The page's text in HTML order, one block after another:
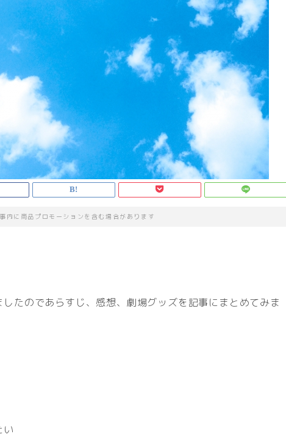
内に商品プロモーションを含む場合があります
たのであらすじ、感想、劇場グッズを記事にまとめてみま
い